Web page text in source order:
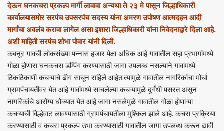
देऊन घनकचरा प्रकल्प मार्गी लावावा अन्यथा ते २३ मे पासून जिल्हाधिकारी
कार्यालयासमोर सरपंच उपसरपंच सदस्य यांना अमरण उपोषण आत्मदहन आदी
मार्गांचा अवलंब करावा लागेल असा इशारा जिल्हाधिकारी यांना निवेदनाद्वारे दिला आहे.
अशी माहिती सरपंच शोभा पोवार यांनी दिली.
कबनूर गावची लोकसंख्या पन्नास हजार पेक्षा अधिक आहे गावातील सहा प्रभागांमध्ये
गोळा होणारा घनकचरा डम्पिंग करण्यासाठी जागा उपलब्ध नसल्याने गावामध्ये
ठिकठिकाणी कचऱ्याचे ढीग साचून राहिले आहेत.त्यामुळे गावातील नागरिकांचा मोर्चा
ग्रामपंचायतीवर येत आहे गावांमध्ये साचलेल्या कचऱ्यामुळे दुर्गंधी पसरत असून
नागरिकांचे आरोग्य धोक्यात येत आहे.जागा नसलेमुळे गावातील गोळा होणाऱ्या
कचऱ्याची विल्हेवाट लावण्यासाठी ग्रामपंचायतीला मुश्किल झाले आहे. कचरा प्रक्रिया
करण्यासाठी व कचरा प्रकल्प उभा करण्यासाठी गावातील जागा उपलब्ध करून द्यावी